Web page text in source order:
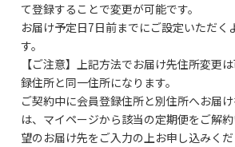
て登録することで変更が可能です。
お届け予定日7日前までにご設定いただく
す。
【ご注意】上記方法でお届け先住所変更
録住所と同一住所になります。
ご契約中に会員登録住所と別住所へお届
は、マイページから該当の定期便をご解
望のお届け先をご入力の上お申し込みくだ